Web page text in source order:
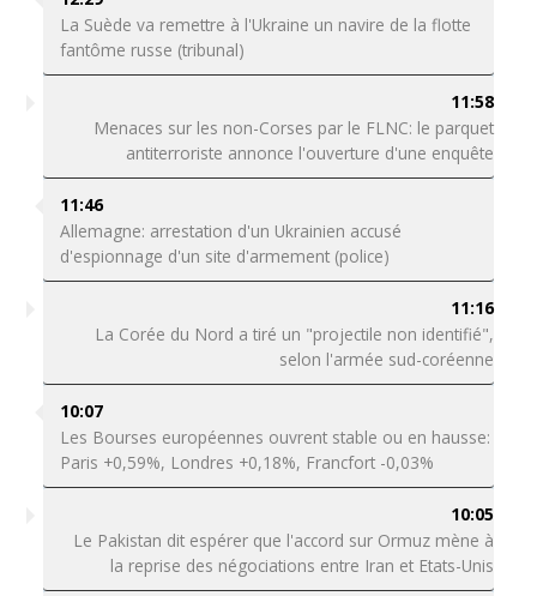
La Suède va remettre à l'Ukraine un navire de la flotte
fantôme russe (tribunal)
11:58
Menaces sur les non-Corses par le FLNC: le parquet
antiterroriste annonce l'ouverture d'une enquête
11:46
Allemagne: arrestation d'un Ukrainien accusé
d'espionnage d'un site d'armement (police)
11:16
La Corée du Nord a tiré un "projectile non identifié",
selon l'armée sud-coréenne
10:07
Les Bourses européennes ouvrent stable ou en hausse:
Paris +0,59%, Londres +0,18%, Francfort -0,03%
10:05
Le Pakistan dit espérer que l'accord sur Ormuz mène à
la reprise des négociations entre Iran et Etats-Unis